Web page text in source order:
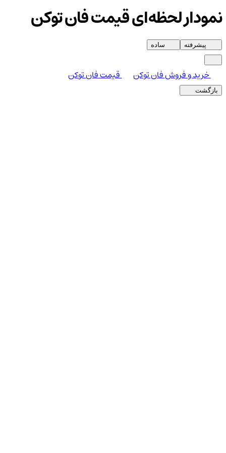
نمودار لحظه‌ای قیمت فان توکن
پیشرفته ساده
خرید و فروش فان توکن قیمت فان توکن
بازگشت